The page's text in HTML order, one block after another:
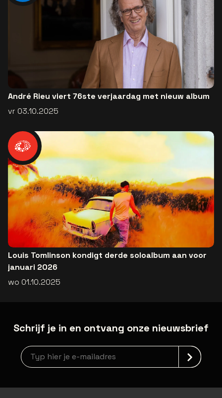
André Rieu viert 76ste verjaardag met nieuw album
vr 03.10.2025
Louis Tomlinson kondigt derde soloalbum aan voor
januari 2026
wo 01.10.2025
Schrijf je in en ontvang onze nieuwsbrief
Nieuwsbrief aanmelding